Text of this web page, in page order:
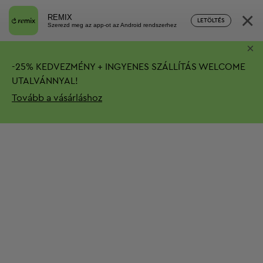
REMIX
Szerezd meg az app-ot az Android rendszerhez
LETÖLTÉS ×
-25% KEDVEZMÉNY + INGYENES SZÁLLÍTÁS WELCOME
UTALVÁNNYAL!
Tovább a vásárláshoz
×